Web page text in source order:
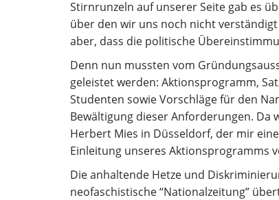
Stirnrunzeln auf unserer Seite gab es
über den wir uns noch nicht
aber, dass die politische
Denn nun mussten vom
geleistet werden: Aktionsprogramm,
Studenten sowie Vorschläge für den
Bewältigung dieser Anforderungen.
Herbert Mies in Düsseldorf, der mir
Einleitung unseres Aktionsprogramms
Die anhaltende Hetze und
neofaschistische “Nationalzeitung”